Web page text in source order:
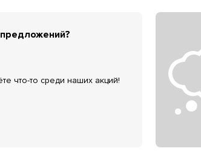
что-то среди наших акций!